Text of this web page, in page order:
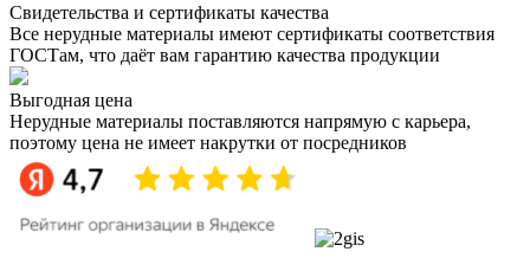
Свидетельства и сертификаты качества
Все нерудные материалы имеют сертификаты соответствия
ГОСТам, что даёт вам гарантию качества продукции
Выгодная цена
Нерудные материалы поставляются напрямую с карьера,
поэтому цена не имеет накрутки от посредников